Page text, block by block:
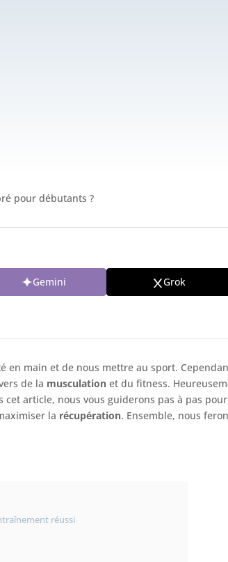
pour débutants ?
Gemini Grok
en main et de nous mettre au sport.
de la musculation et du fitness.
cet article, nous vous guiderons pas à pas
la récupération. Ensemble, nous
réussi